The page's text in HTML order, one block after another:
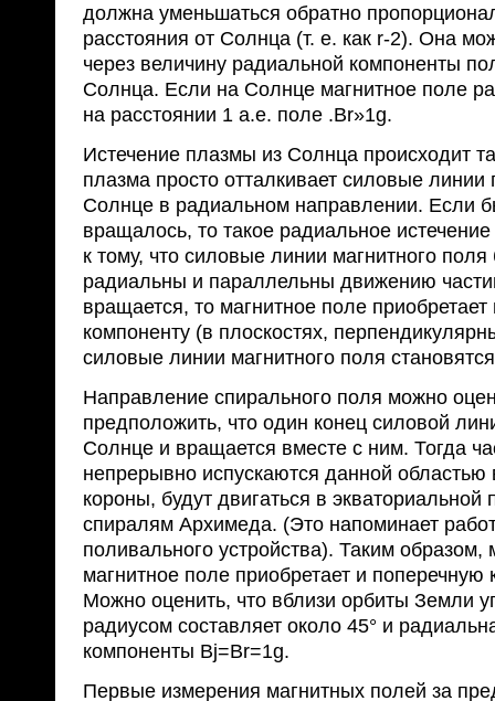
должна уменьшаться обратно
расстояния от Солнца (т. е. как r-2). Она
через величи­ну радиальной компоненты
Солнца. Если на Солнце магнитное поле
на расстоянии 1 а.е. поле .Br»1g.
Истечение плазмы из Солнца происходит
плазма просто отталкивает силовые линии
Солнце в ра­диальном направлении. Если
вращалось, то такое радиальное
к тому, что силовые линии магнит­ного
радиальны и параллельны дви­жению
вращается, то маг­нитное поле
компоненту (в пло­скостях,
силовые ли­нии магнитного поля
Направление спирального поля можно
предположить, что один конец силовой
Солнце и вращается вместе с ним. Тогда
непрерывно испускаются данной
короны, будут двигаться в экваториальной
спиралям Архимеда. (Это напоминает
поливального устройства). Таким образом,
магнитное поле приобретает и поперечную
Можно оценить, что вблизи орбиты Земли
радиусом составляет около 45° и
компоненты Bj=Br=1g.
Первые измерения магнитных полей за